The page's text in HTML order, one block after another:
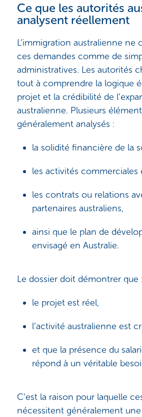
Ce que les autorités
analysent réellement
L’immigration australienne ne
ces demandes comme de
administratives. Les autorités
tout à comprendre la logique
projet et la crédibilité de
australienne. Plusieurs
généralement analysés :
la solidité financière de la
les activités commerciales
les contrats ou relations
partenaires australiens,
ainsi que le plan de
envisagé en Australie.
Le dossier doit démontrer que :
le projet est réel,
l’activité australienne est
et que la présence du
répond à un véritable
C’est la raison pour laquelle
nécessitent généralement